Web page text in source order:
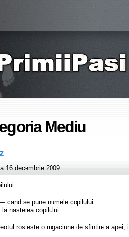
Mediu
la 16 decembrie 2009
cand se pune numele copilului
nasterea copilului.
rosteste o rugaciune de sfintire a apei,